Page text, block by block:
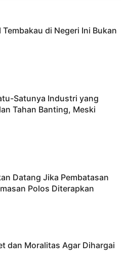
di Negeri Ini Bukan
Satunya Industri yang
Tahan Banting, Meski
Datang Jika Pembatasan
Polos Diterapkan
dan Moralitas Agar Dihargai